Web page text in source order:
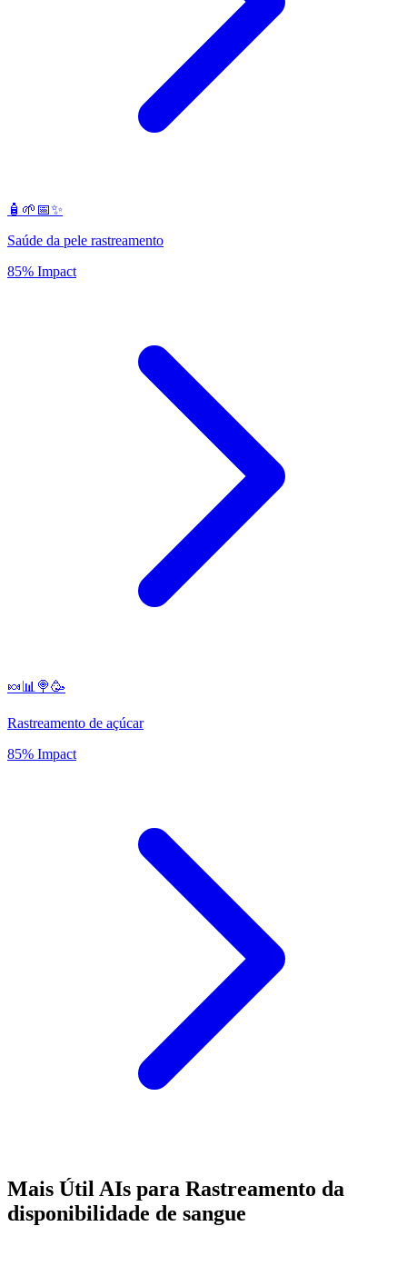
🧴🌱📅✨
Saúde da pele rastreamento
85% Impact
🍬📊🍭🥳
Rastreamento de açúcar
85% Impact
Mais Útil AIs para Rastreamento da
disponibilidade de sangue